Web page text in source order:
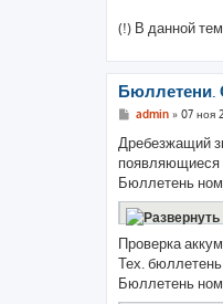
и
(!) В данной
Бюллетени.
С
о
б
щ
е
н
и
е
admin» 07 ноя
Дребезжащий
появляющиеся
Бюллетень
Проверка
Тех.
Бюллетень